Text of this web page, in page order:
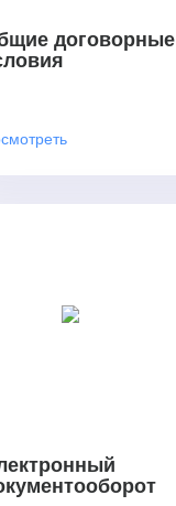
договорные